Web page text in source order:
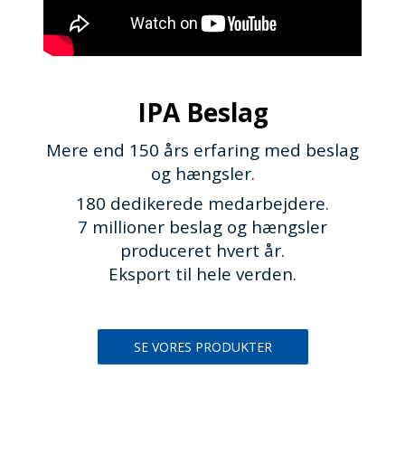
IPA Beslag
Mere end 150 års erfaring med beslag
og hængsler.
180 dedikerede medarbejdere.
7 millioner beslag og hængsler
produceret hvert år.
Eksport til hele verden.
SE VORES PRODUKTER